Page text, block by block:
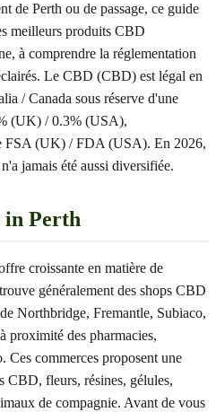
de Perth ou de passage, ce guide
meilleurs produits CBD
à comprendre la réglementation
Le CBD (CBD) est légal en
/ Canada sous réserve d'une
(UK) / 0.3% (USA),
FSA (UK) / FDA (USA). En 2026,
jamais été aussi diversifiée.
in Perth
croissante en matière de
généralement des shops CBD
Northbridge, Fremantle, Subiaco,
proximité des pharmacies,
Ces commerces proposent une
CBD, fleurs, résines, gélules,
de compagnie. Avant de vous